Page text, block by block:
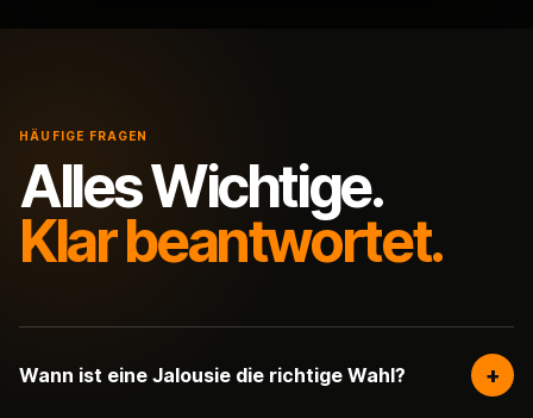
HÄUFIGE FRAGEN
Alles Wichtige.
Klar beantwortet.
Wann ist eine Jalousie die richtige Wahl? +